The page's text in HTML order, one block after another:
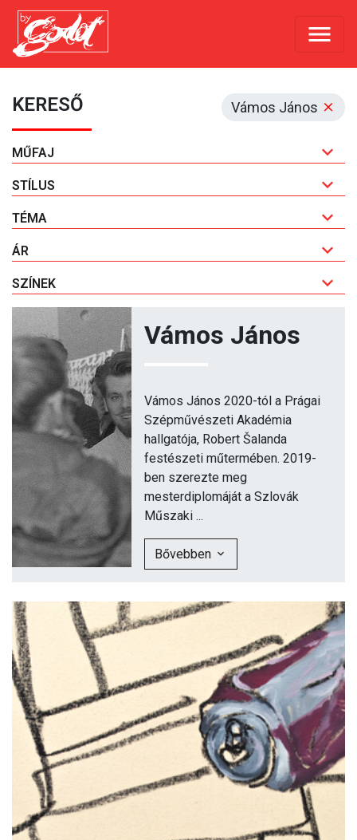
Vámos János
KERESŐ
MŰFAJ
STÍLUS
TÉMA
ÁR
SZÍNEK
Vámos János
Vámos János 2020-tól a Prágai
Szépművészeti Akadémia
hallgatója, Robert Šalanda
festészeti műtermében. 2019-
ben szerezte meg
mesterdiplomáját a Szlovák
Műszaki ...
Bővebben